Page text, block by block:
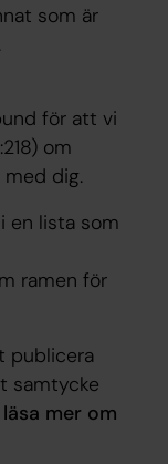
som är
för att vi
om
dig.
lista som
ramen för
publicera
samtycke
läsa mer om